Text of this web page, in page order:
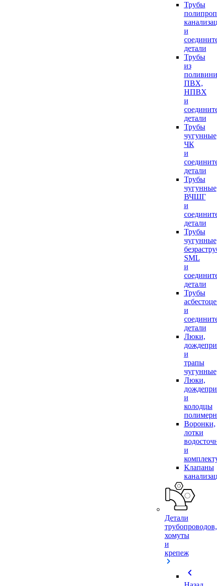
Трубы
и
детали
Трубы
из
ПВХ,
НПВХ
и
детали
Трубы
чугунные
ЧК
и
детали
Трубы
чугунные
ВЧШГ
и
детали
Трубы
чугунные
SML
и
детали
Трубы
и
детали
Люки,
и
трапы
чугунные
Люки,
и
колодцы
Воронки,
лотки
и
Клапаны
Детали
трубопроводов,
хомуты
и
крепеж
chevron_left